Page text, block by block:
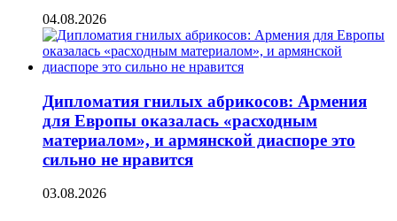
04.08.2026
Дипломатия гнилых абрикосов: Армения
для Европы оказалась «расходным
материалом», и армянской диаспоре это
сильно не нравится
03.08.2026